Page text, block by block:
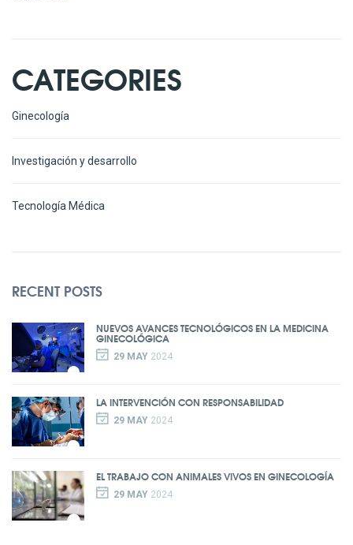
CATEGORIES
Ginecología
Investigación y desarrollo
Tecnología Médica
RECENT POSTS
NUEVOS AVANCES TECNOLÓGICOS EN LA MEDICINA
GINECOLÓGICA
29 MAY2024
LA INTERVENCIÓN CON RESPONSABILIDAD
29 MAY2024
EL TRABAJO CON ANIMALES VIVOS EN GINECOLOGÍA
29 MAY2024